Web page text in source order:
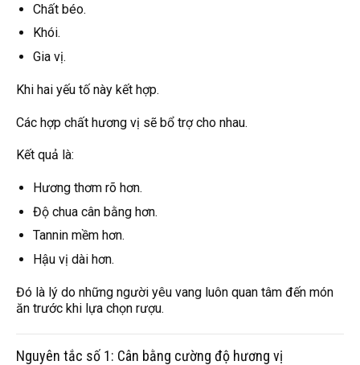
Chất béo.
Khói.
Gia vị.
Khi hai yếu tố này kết hợp.
Các hợp chất hương vị sẽ bổ trợ cho nhau.
Kết quả là:
Hương thơm rõ hơn.
Độ chua cân bằng hơn.
Tannin mềm hơn.
Hậu vị dài hơn.
Đó là lý do những người yêu vang luôn quan tâm đến món
ăn trước khi lựa chọn rượu.
Nguyên tắc số 1: Cân bằng cường độ hương vị